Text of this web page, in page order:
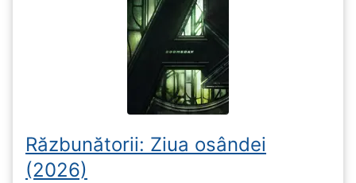
Răzbunătorii: Ziua osândei
(2026)